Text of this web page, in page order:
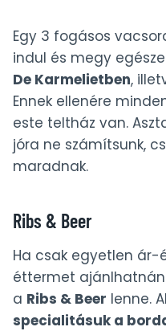
Egy 3 fogásos
indul és megy
De Karmelietben,
Ennek ellenére
este teltház van.
jóra ne számítsunk,
maradnak.
Ribs & Beer
Ha csak egyetlen ár-
éttermet
a Ribs & Beer lenne.
specialitásuk a